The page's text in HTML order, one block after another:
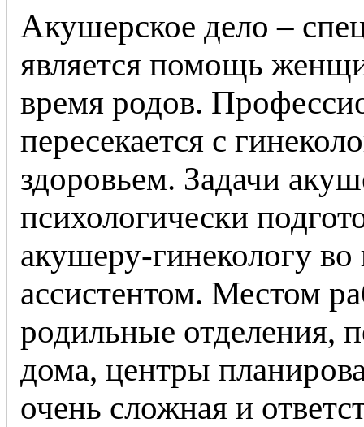
Акушерское дело –
является помощь
время родов.
пересекается с
здоровьем. Задачи
психологически
акушеру-гинекологу
ассистентом. Местом
родильные отделения,
дома, центры
очень сложная и